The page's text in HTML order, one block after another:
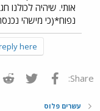
אותי. שיהיה לכולנו
נפוח*(כי מישהי
here.
Share: פייסבוק
עשרים פלוס